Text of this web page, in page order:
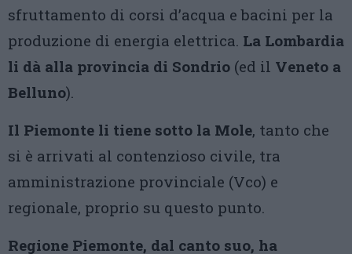
sfruttamento di corsi d’acqua e bacini per la
produzione di energia elettrica. La Lombardia
li dà alla provincia di Sondrio (ed il Veneto a
Belluno).
Il Piemonte li tiene sotto la Mole, tanto che
si è arrivati al contenzioso civile, tra
amministrazione provinciale (Vco) e
regionale, proprio su questo punto.
Regione Piemonte, dal canto suo, ha